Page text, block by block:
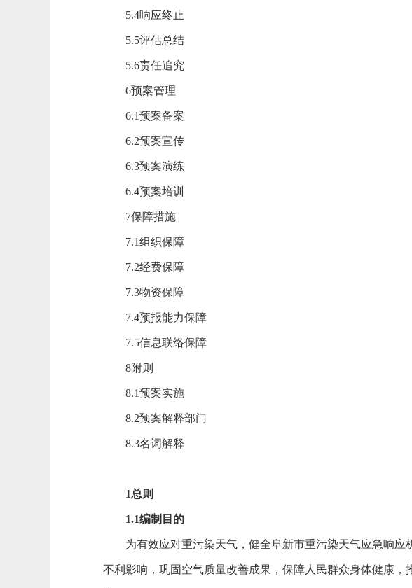
5.4响应终止
5.5评估总结
5.6责任追究
6预案管理
6.1预案备案
6.2预案宣传
6.3预案演练
6.4预案培训
7保障措施
7.1组织保障
7.2经费保障
7.3物资保障
7.4预报能力保障
7.5信息联络保障
8附则
8.1预案实施
8.2预案解释部门
8.3名词解释
1总则
1.1编制目的
为有效应对重污染天气，健全阜新市重污染天气应急响应
不利影响，巩固空气质量改善成果，保障人民群众身体健康